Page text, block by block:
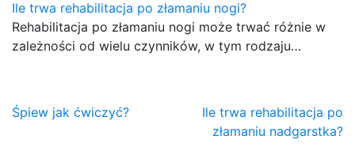
Ile trwa rehabilitacja po złamaniu nogi?
Rehabilitacja po złamaniu nogi może trwać różnie w
zależności od wielu czynników, w tym rodzaju…
Nawigacja
Śpiew jak ćwiczyć?
Ile trwa rehabilitacja po
złamaniu nadgarstka?